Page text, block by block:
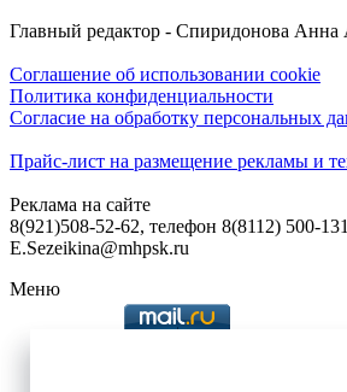
Главный редактор - Спиридонова Анна
Соглашение об использовании cookie
Политика конфиденциальности
Согласие на обработку персональных
Прайс-лист на размещение рекламы и
Реклама на сайте
8(921)508-52-62, телефон 8(8112) 500-131
E.Sezeikina@mhpsk.ru
Меню